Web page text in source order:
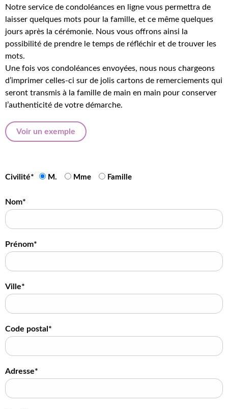
Notre service de condoléances en ligne vous permettra de
laisser quelques mots pour la famille, et ce même quelques
jours après la cérémonie. Nous vous offrons ainsi la
possibilité de prendre le temps de réfléchir et de trouver les
mots.
Une fois vos condoléances envoyées, nous nous chargeons
d’imprimer celles-ci sur de jolis cartons de remerciements qui
seront transmis à la famille de main en main pour conserver
l’authenticité de votre démarche.
Voir un exemple
Civilité* M. Mme Famille
Nom*
Prénom*
Ville*
Code postal*
Adresse*